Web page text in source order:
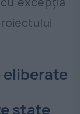
eliberate
state